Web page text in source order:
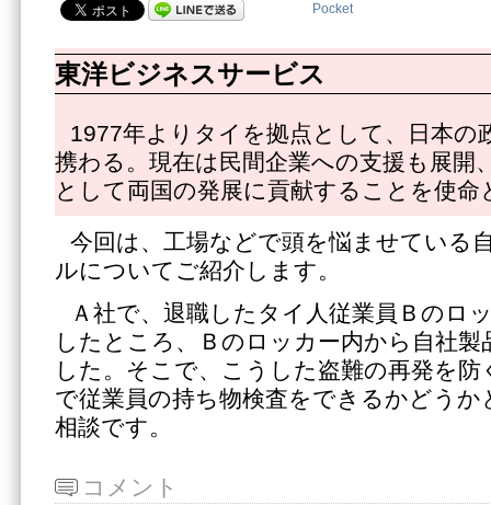
Pocket
東洋ビジネスサービス
1977年よりタイを拠点として、日本の
携わる。現在は民間企業への支援も展開
として両国の発展に貢献することを使命
今回は、工場などで頭を悩ませている
ルについてご紹介します。
Ａ社で、退職したタイ人従業員Ｂのロ
したところ、Ｂのロッカー内から自社製
した。そこで、こうした盗難の再発を
で従業員の持ち物検査をできるかどう
相談です。
コメント